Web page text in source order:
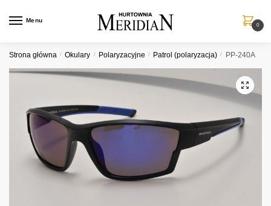
Menu
0
Strona główna / Okulary / Polaryzacyjne / Patrol (polaryzacja) / PP-240A